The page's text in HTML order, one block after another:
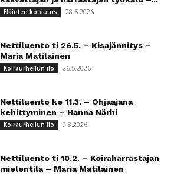
Eläinten koulutus 28.5.2026
Nettiluento ti 26.5. – Kisajännitys –
Maria Matilainen
Koiraurheilun ilo 26.5.2026
Nettiluento ke 11.3. – Ohjaajana
kehittyminen – Hanna Närhi
Koiraurheilun ilo 9.3.2026
Nettiluento ti 10.2. – Koiraharrastajan
mielentila – Maria Matilainen